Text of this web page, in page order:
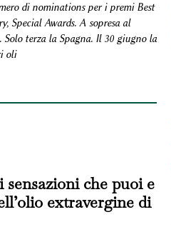
di nominations per i premi Best
Special Awards. A sopresa al
Solo terza la Spagna. Il 30 giugno la
oli
sensazioni che puoi e
extravergine di